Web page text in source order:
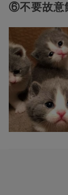
⑥不要故意